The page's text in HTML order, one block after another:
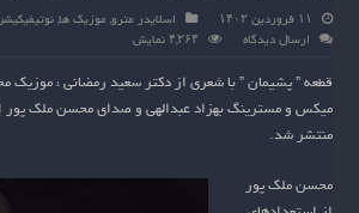
۱۱ فروردین ۱۴۰۲ اسلایدر مترو, موزیک ها,
ارسال دیدگاه
۴,۲۶۴ نمایش
قطعه ” پشیمان ” با شعری از دکتر سعید رمضانی ، موزیک
میکس و مسترینگ بهزاد عبدالهی و صدای محسن ملک پور
منتشر شد.
محسن ملک پور